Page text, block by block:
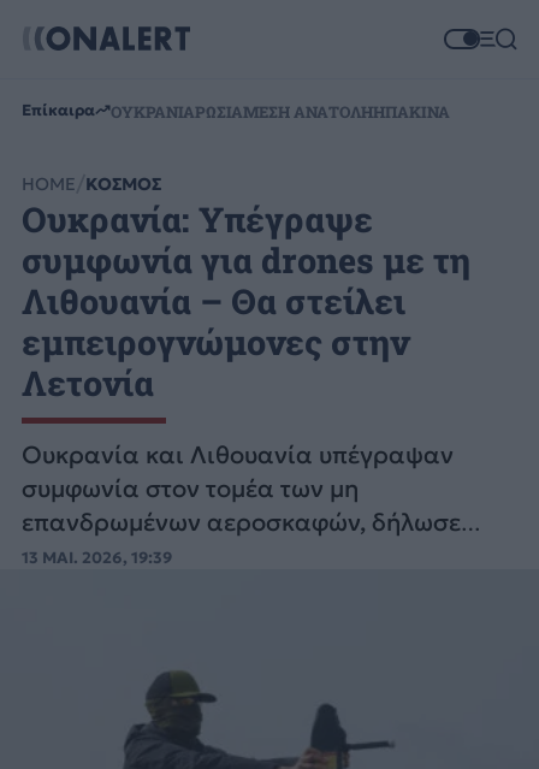
Επίκαιρα ΟΥΚΡΑΝΙΑΡΩΣΙΑΜΕΣΗ ΑΝΑΤΟΛΗΗΠΑΚΙΝΑ
HOME ΚΟΣΜΟΣ
Ουκρανία: Υπέγραψε
συμφωνία για drones με τη
Λιθουανία – Θα στείλει
εμπειρογνώμονες στην
Λετονία
Ουκρανία και Λιθουανία υπέγραψαν
συμφωνία στον τομέα των μη
επανδρωμένων αεροσκαφών, δήλωσε
σήμερα ο Ουκρανός πρόεδρος Βολοντίμιρ
13 ΜΑΙ. 2026, 19:39